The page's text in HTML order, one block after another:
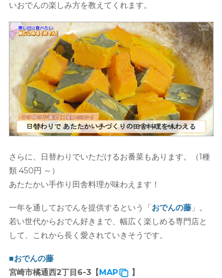
いおでんの楽しみ方を教えてくれます。
さらに、日替わりでいただけるお番菜もあります。（1種
類 450円 ～）
あたたかい手作り田舎料理が味わえます！
一年を通しておでんを提供するという「おでんの藤」。
若い世代からおでん好きまで、幅広く楽しめる専門店と
して、これから長く愛されていきそうです。
■おでんの藤
宮崎市橘通西2丁目6-3【 MAP
】